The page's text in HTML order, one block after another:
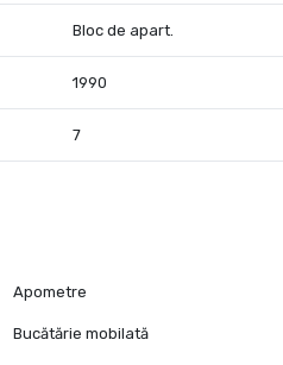
Bloc de apart.
1990
7
Apometre
Bucătărie mobilată